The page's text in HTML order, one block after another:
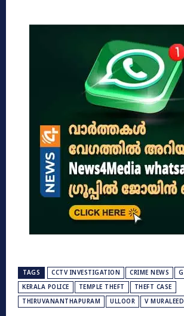
TAGS CCTV INVESTIGATION CRIME NEWS
KERALA POLICE
TEMPLE THEFT
THEFT CASE
THIRUVANANTHAPURAM
ULLOOR V